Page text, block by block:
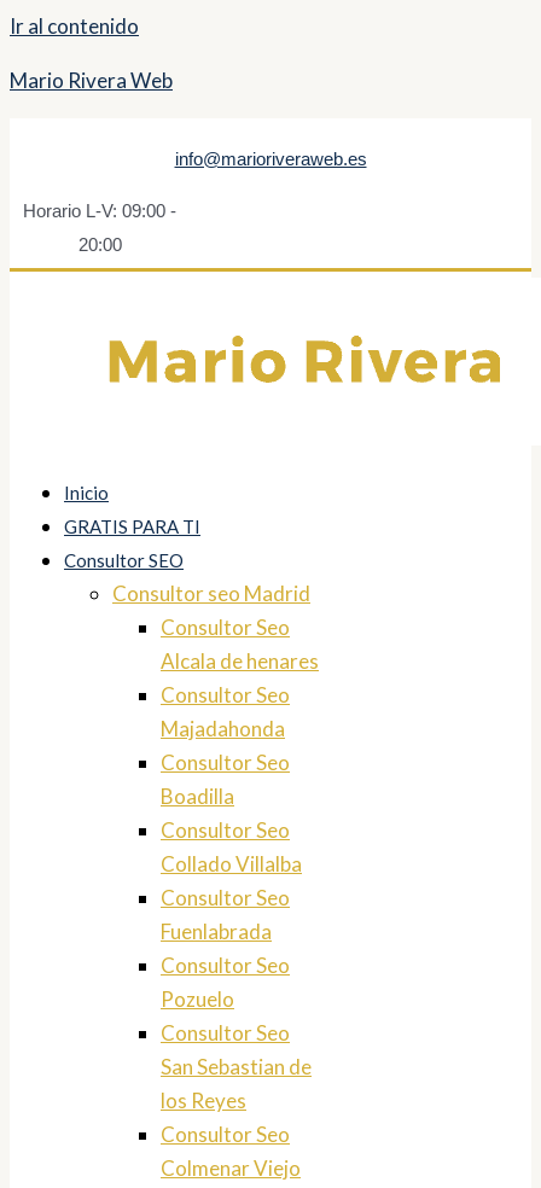
Ir al contenido
Mario Rivera Web
info@marioriveraweb.es
Horario L-V: 09:00 -
20:00
Inicio
GRATIS PARA TI
Consultor SEO
Consultor seo Madrid
Consultor Seo
Alcala de henares
Consultor Seo
Majadahonda
Consultor Seo
Boadilla
Consultor Seo
Collado Villalba
Consultor Seo
Fuenlabrada
Consultor Seo
Pozuelo
Consultor Seo
San Sebastian de
los Reyes
Consultor Seo
Colmenar Viejo